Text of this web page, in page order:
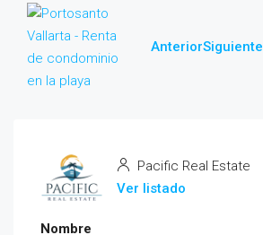
AnteriorSiguiente
Pacific Real Estate
Ver listado
Nombre